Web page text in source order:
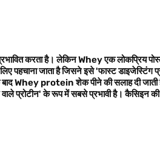
करता है। लेकिन Whey एक लोकप्रिय
जाता है जिसने इसे 'फास्ट डाइजेस्टिंग
Whey protein शेक पीने की सलाह दी
प्रोटीन' के रूप में सबसे प्रभावी है। कैसिइन